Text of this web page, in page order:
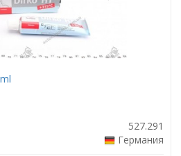
527.291
Германия